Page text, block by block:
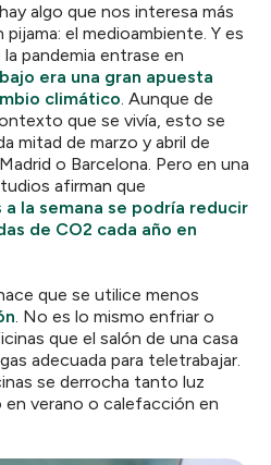
algo que nos interesa más
el medioambiente. Y es
pandemia entrase en
era una gran apuesta
climático. Aunque de
que se vivía, esto se
mitad de marzo y abril de
o Barcelona. Pero en una
afirman que
la semana se podría reducir
de CO2 cada año en
que se utilice menos
. No es lo mismo enfriar o
que el salón de una casa
adecuada para teletrabajar.
se derrocha tanto luz
verano o calefacción en